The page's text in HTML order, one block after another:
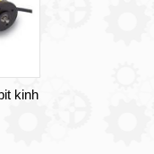
kinh